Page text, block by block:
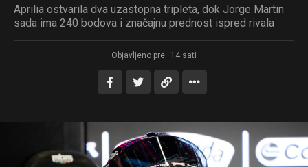
Aprilia ostvarila dva uzastopna tripleta, dok Jorge Martin
sada ima 240 bodova i značajnu prednost ispred rivala
Objavljeno pre: 14 sati